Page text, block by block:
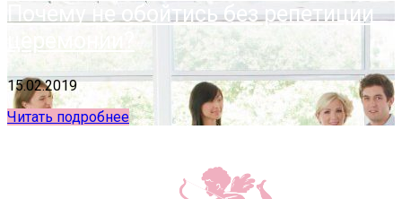
Почему не обойтись без репетиции
церемонии?
15.02.2019
Читать подробнее